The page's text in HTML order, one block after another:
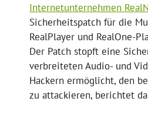
Internetunternehmen
Sicherheitspatch für die
RealPlayer und RealOne-
Der Patch stopft eine
verbreiteten Audio- und
Hackern ermöglicht, den
zu attackieren, berichtet